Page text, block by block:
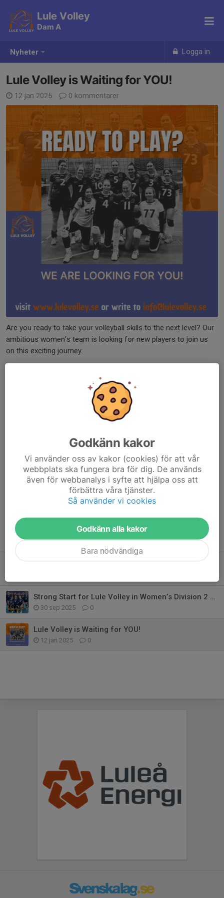
Nyheter Logga in
Lule Volley
Dam A
Lule Volley is Waiting for YOU!
12 jan 2025 0 kommentarer
Are you ready to take your volleyball skills to the next level? Our
ambitious women’s team is looking for new players to join us
on this exciting journey.
show us what you’ve got and become part of our team.
and let’s make magic on the court
We can’t wait to meet you.
*Tryout open from 13/1–26/1.
Tidigare nyheter
Strong Start for Lule Volley in Women’s Division 2 Debut
30 sep 2025 0
Lule Volley is Waiting for YOU!
12 jan 2025 0
Godkänn kakor
Vi använder oss av kakor (cookies) för att vår
webbplats ska fungera bra för dig. De används
även för webbanalys i syfte att hjälpa oss att
förbättra våra tjänster.
Så använder vi cookies
Godkänn alla kakor
Bara nödvändiga